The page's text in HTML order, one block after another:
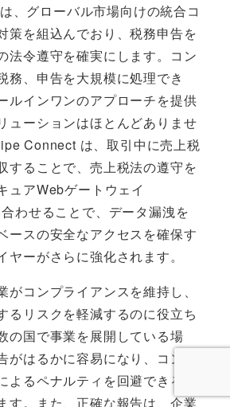
、グローバル市場向けの統合コ
策を組込んでおり、税務申告を
法令遵守を確実にします。コン
務、申告を大規模に処理でき
ルインワンのアプローチを提供
ューションはほとんどありませ
Connect は、取引中に売上税
することで、売上税法の遵守を
ュアWebゲートウェイ
合わせることで、データ漏洩を
ースの安全なアクセスを確保す
ヤーがさらに強化されます。
がコンプライアンスを維持し、
るリスクを軽減するのに役立ち
の国で事業を展開している場
がはるかに容易になり、コンプ
よるペナルティを回避できるた
す。また、正確な報告は、企業